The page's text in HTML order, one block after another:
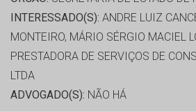
INTERESSADO(S): ANDRE LUIZ
MONTEIRO, MÁRIO SÉRGIO MACIEL
PRESTADORA DE SERVIÇOS DE
LTDA
ADVOGADO(S): NÃO HÁ